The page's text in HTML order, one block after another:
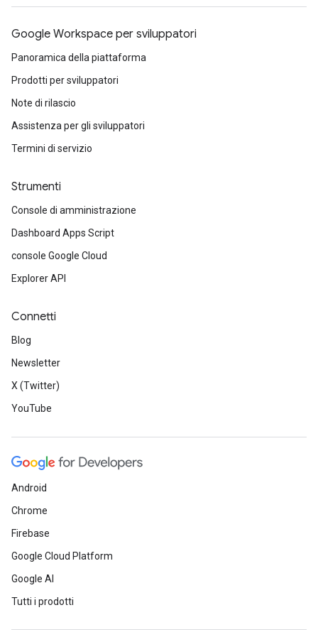
Google Workspace per sviluppatori
Panoramica della piattaforma
Prodotti per sviluppatori
Note di rilascio
Assistenza per gli sviluppatori
Termini di servizio
Strumenti
Console di amministrazione
Dashboard Apps Script
console Google Cloud
Explorer API
Connetti
Blog
Newsletter
X (Twitter)
YouTube
Android
Chrome
Firebase
Google Cloud Platform
Google AI
Tutti i prodotti